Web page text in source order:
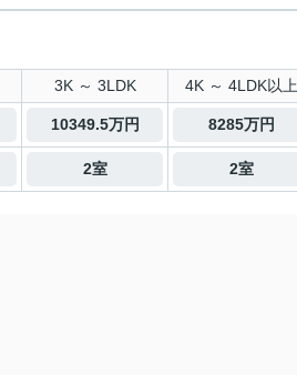
3K ～ 3LDK 4K ～ 4LDK以上
10349.5万円 8285万円
2室 2室